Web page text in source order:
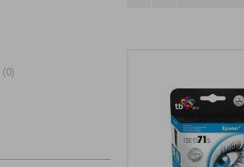
(0)